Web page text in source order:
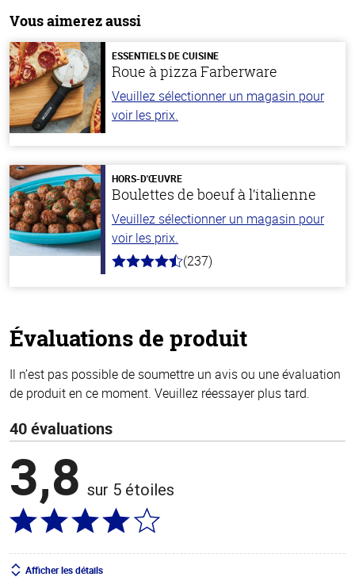
Vous aimerez aussi
ESSENTIELS DE CUISINE
Roue à pizza Farberware
Veuillez sélectionner un magasin pour
voir les prix.
HORS-D'ŒUVRE
Boulettes de boeuf à l’italienne
Veuillez sélectionner un magasin pour
voir les prix.
4.6
(237)
Évaluations de produit
Il n’est pas possible de soumettre un avis ou une évaluation
de produit en ce moment. Veuillez réessayer plus tard.
40 évaluations
3,8 sur 5 étoiles
Afficher les détails